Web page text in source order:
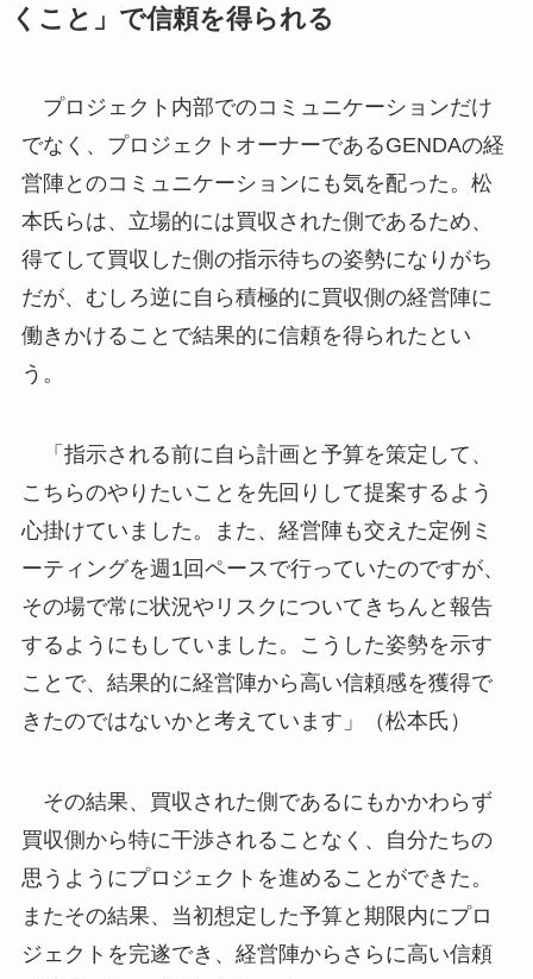
くこと」で信頼を得られる
プロジェクト内部でのコミュニケーションだけ
でなく、プロジェクトオーナーであるGENDAの経
営陣とのコミュニケーションにも気を配った。松
本氏らは、立場的には買収された側であるため、
得てして買収した側の指示待ちの姿勢になりがち
だが、むしろ逆に自ら積極的に買収側の経営陣に
働きかけることで結果的に信頼を得られたとい
う。
「指示される前に自ら計画と予算を策定して、
こちらのやりたいことを先回りして提案するよう
心掛けていました。また、経営陣も交えた定例ミ
ーティングを週1回ペースで行っていたのですが、
その場で常に状況やリスクについてきちんと報告
するようにもしていました。こうした姿勢を示す
ことで、結果的に経営陣から高い信頼感を獲得で
きたのではないかと考えています」（松本氏）
その結果、買収された側であるにもかかわらず
買収側から特に干渉されることなく、自分たちの
思うようにプロジェクトを進めることができた。
またその結果、当初想定した予算と期限内にプロ
ジェクトを完遂でき、経営陣からさらに高い信頼